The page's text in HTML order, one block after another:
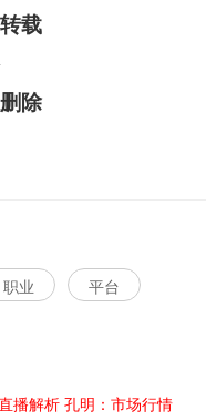
载
除
职业 平台
播解析 孔明：市场行情